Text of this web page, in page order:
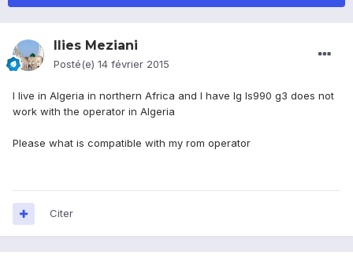
Ilies Meziani
Posté(e) 14 février 2015
I live in Algeria in northern Africa and I have lg ls990 g3 does not
work with the operator in Algeria
Please what is compatible with my rom operator
Citer